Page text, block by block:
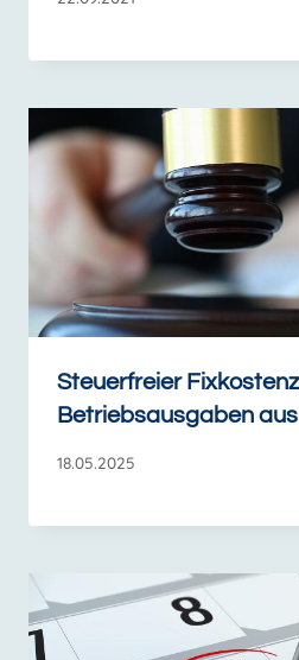
Steuerfreier
Betriebsausgaben aus
18.05.2025